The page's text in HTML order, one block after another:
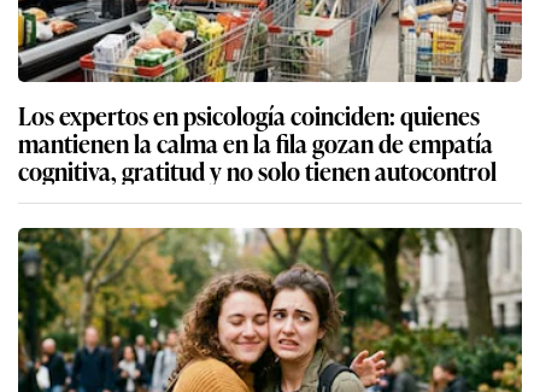
Los expertos en psicología coinciden: quienes
mantienen la calma en la fila gozan de empatía
cognitiva, gratitud y no solo tienen autocontrol